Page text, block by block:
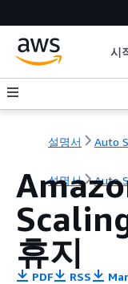
시
설명서 Auto
설명서 Auto
휴지
PDF RSS